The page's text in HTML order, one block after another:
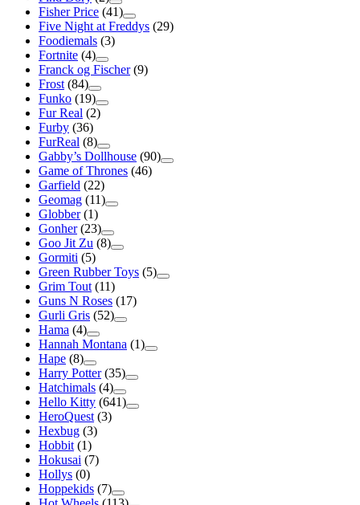
Fisher Price (41)
Five Night at Freddys (29)
Foodiemals (3)
Fortnite (4)
Franck og Fischer (9)
Frost (84)
Funko (19)
Fur Real (2)
Furby (36)
FurReal (8)
Gabby’s Dollhouse (90)
Game of Thrones (46)
Garfield (22)
Geomag (11)
Globber (1)
Gonher (23)
Goo Jit Zu (8)
Gormiti (5)
Green Rubber Toys (5)
Grim Tout (11)
Guns N Roses (17)
Gurli Gris (52)
Hama (4)
Hannah Montana (1)
Hape (8)
Harry Potter (35)
Hatchimals (4)
Hello Kitty (641)
HeroQuest (3)
Hexbug (3)
Hobbit (1)
Hokusai (7)
Hollys (0)
Hoppekids (7)